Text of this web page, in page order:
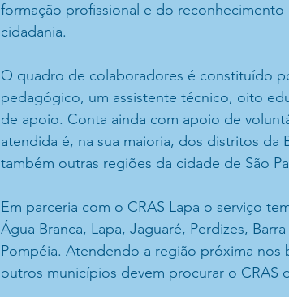
formação profissional e do
cidadania.
O quadro de colaboradores é constituído
pedagógico, um assistente técnico, oito
de apoio. Conta ainda com apoio de
atendida é, na sua maioria, dos distritos da
também outras regiões da cidade de São
Em parceria com o CRAS Lapa o serviço
Água Branca, Lapa, Jaguaré, Perdizes,
Pompéia. Atendendo a região próxima nos
outros municípios devem procurar o CRAS